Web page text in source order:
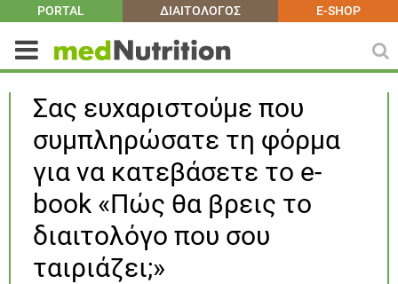
PORTAL ΔΙΑΙΤΟΛΟΓΟΣ E-SHOP
Σας ευχαριστούμε που
συμπληρώσατε τη φόρμα
για να κατεβάσετε το e-
book «Πώς θα βρεις το
διαιτολόγο που σου
ταιριάζει;»